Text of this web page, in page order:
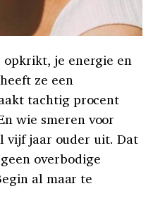
je energie en
ze een
tachtig procent
wie smeren voor
vijf jaar ouder uit. Dat
overbodige
al maar te